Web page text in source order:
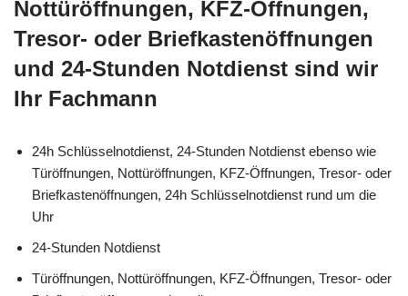
Nottüröffnungen, KFZ-Öffnungen,
Tresor- oder Briefkastenöffnungen
und 24-Stunden Notdienst sind wir
Ihr Fachmann
24h Schlüsselnotdienst, 24-Stunden Notdienst ebenso wie
Türöffnungen, Nottüröffnungen, KFZ-Öffnungen, Tresor- oder
Briefkastenöffnungen, 24h Schlüsselnotdienst rund um die
Uhr
24-Stunden Notdienst
Türöffnungen, Nottüröffnungen, KFZ-Öffnungen, Tresor- oder